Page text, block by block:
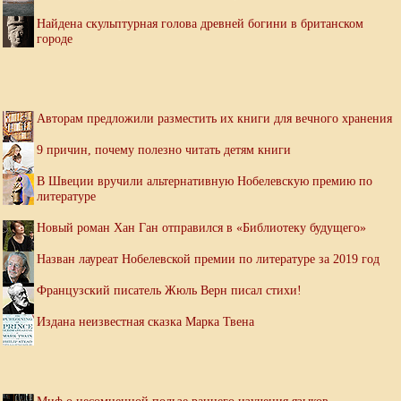
Найдена скульптурная голова древней богини в британском
городе
Авторам предложили разместить их книги для вечного хранения
9 причин, почему полезно читать детям книги
В Швеции вручили альтернативную Нобелевскую премию по
литературе
Новый роман Хан Ган отправился в «Библиотеку будущего»
Назван лауреат Нобелевской премии по литературе за 2019 год
Французский писатель Жюль Верн писал стихи!
Издана неизвестная сказка Марка Твена